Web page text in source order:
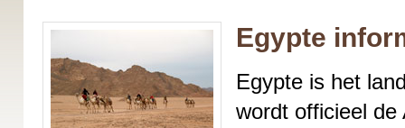
Egypte
Egypte is het
wordt officieel de